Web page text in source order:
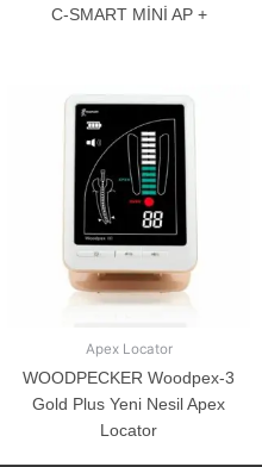
C-SMART MİNİ AP +
Apex Locator
WOODPECKER Woodpex-3
Gold Plus Yeni Nesil Apex
Locator